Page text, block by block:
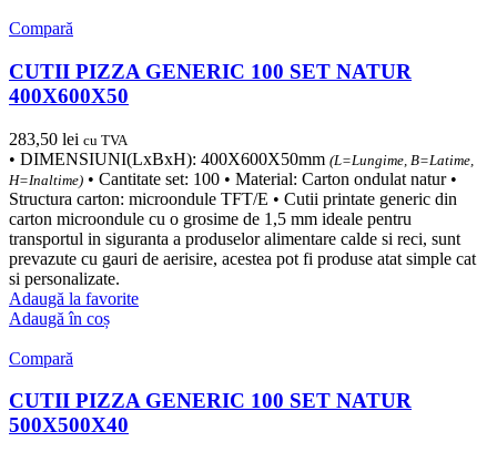
Compară
CUTII PIZZA GENERIC 100 SET NATUR
400X600X50
283,50 lei cu TVA
• DIMENSIUNI(LxBxH): 400X600X50mm (L=Lungime, B=Latime,
H=Inaltime) • Cantitate set: 100 • Material: Carton ondulat natur •
Structura carton: microondule TFT/E • Cutii printate generic din
carton microondule cu o grosime de 1,5 mm ideale pentru
transportul in siguranta a produselor alimentare calde si reci, sunt
prevazute cu gauri de aerisire, acestea pot fi produse atat simple cat
si personalizate.
Adaugă la favorite
Adaugă în coș
Compară
CUTII PIZZA GENERIC 100 SET NATUR
500X500X40